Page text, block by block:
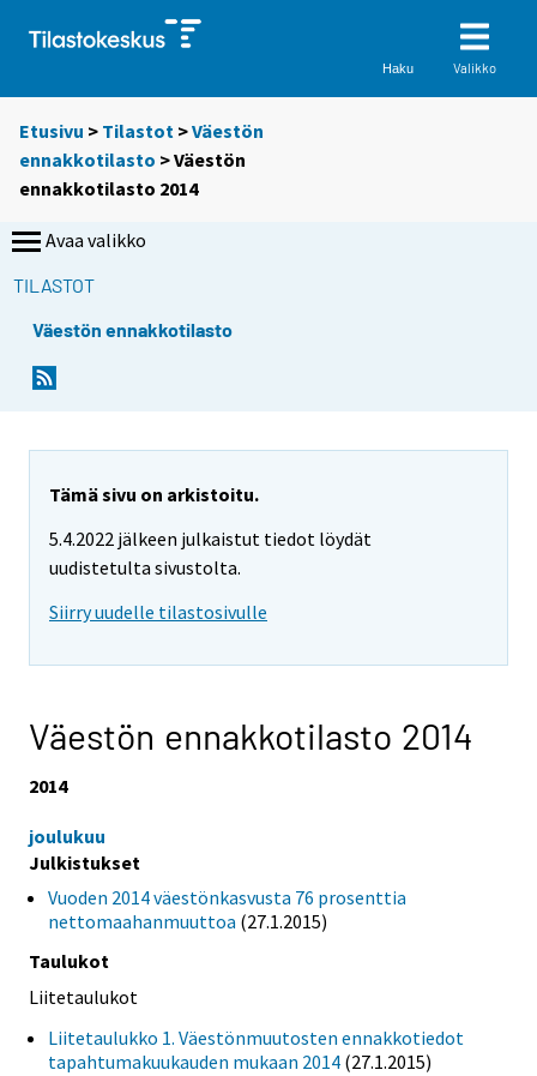
Haku Valikko
Etusivu > Tilastot >Väestön
ennakkotilasto > Väestön
ennakkotilasto 2014
Avaa valikko
TILASTOT
Väestön ennakkotilasto
Tämä sivu on arkistoitu.
5.4.2022 jälkeen julkaistut tiedot löydät
uudistetulta sivustolta.
Siirry uudelle tilastosivulle
Väestön ennakkotilasto 2014
2014
joulukuu
Julkistukset
Vuoden 2014 väestönkasvusta 76 prosenttia
nettomaahanmuuttoa (27.1.2015)
Taulukot
Liitetaulukot
Liitetaulukko 1. Väestönmuutosten ennakkotiedot
tapahtumakuukauden mukaan 2014 (27.1.2015)